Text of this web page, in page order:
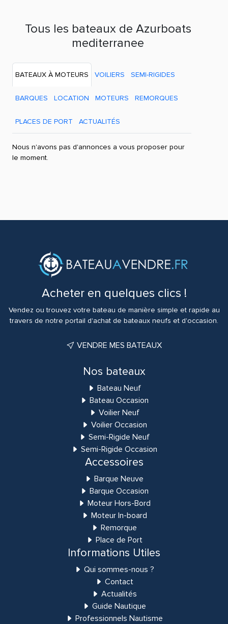
Tous les bateaux de Azurboats
mediterranee
BATEAUX À MOTEURS VOILIERS SEMI-RIGIDES
BARQUES LOCATION MOTEURS REMORQUES
PLACES DE PORT ACTUALITÉS
Nous n'avons pas d'annonces a vous proposer pour
le moment.
Acheter en quelques clics !
Vendez ou trouvez votre bateau de manière simple et rapide au
travers de notre portail d'achat de bateaux neufs et d'occasion.
VENDRE MES BATEAUX
Nos bateaux
Bateau Neuf
Bateau Occasion
Voilier Neuf
Voilier Occasion
Semi-Rigide Neuf
Semi-Rigide Occasion
Accessoires
Barque Neuve
Barque Occasion
Moteur Hors-Bord
Moteur In-board
Remorque
Place de Port
Informations Utiles
Qui sommes-nous ?
Contact
Actualités
Guide Nautique
Professionnels Nautisme